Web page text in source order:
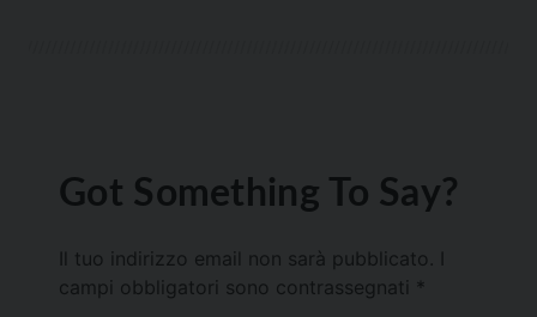
Got Something To Say?
Il tuo indirizzo email non sarà pubblicato.
campi obbligatori sono contrassegnati *